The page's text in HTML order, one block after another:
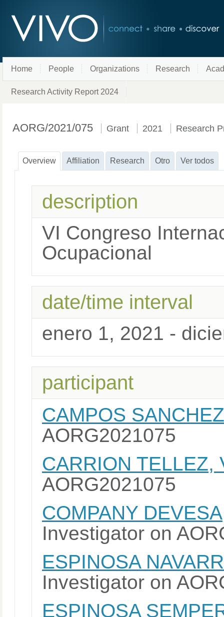
Home People Organizations Research
Research Activity Report 2024
AORG/2021/075 Grant 2021 Research
Overview Affiliation Research Otro Ver todos
description
VI Congreso
Ocupacional
date/time interval
enero 1, 2021 -
participant
CAMPOS
AORG2021075
CARRION TELLEZ,
AORG2021075
COMPANY
Investigator on
ESPINOSA
Investigator on
ESPINOSA